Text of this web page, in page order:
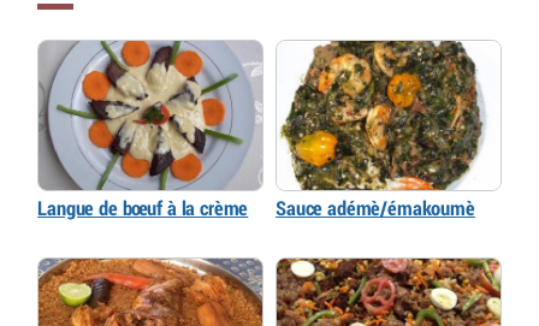
Langue de bœuf à la crème Sauce adémè/émakoumè